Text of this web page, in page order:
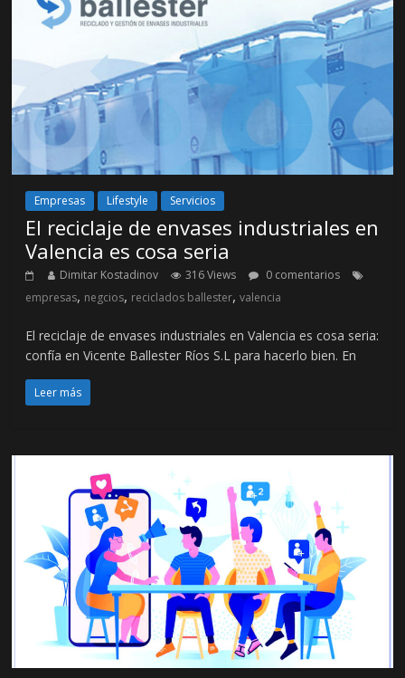
Empresas Lifestyle Servicios
El reciclaje de envases industriales en
Valencia es cosa seria
Dimitar Kostadinov 316 Views
0 comentarios
empresas, negcios, reciclados ballester,valencia
El reciclaje de envases industriales en Valencia es cosa seria:
confía en Vicente Ballester Ríos S.L para hacerlo bien. En
Leer más